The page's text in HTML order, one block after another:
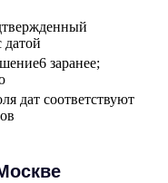
датой
заранее;
дат соответствуют